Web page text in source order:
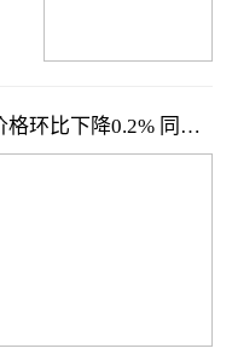
环比下降0.2% 同比